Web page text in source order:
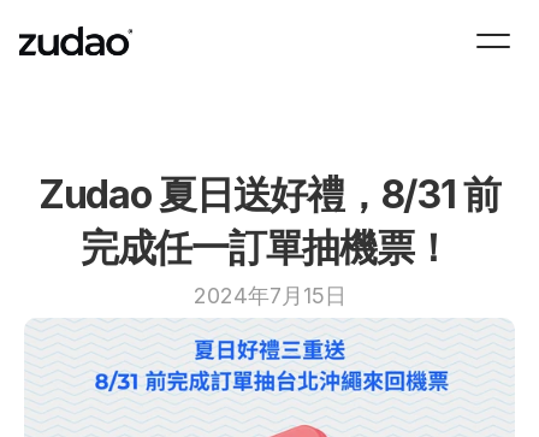
Zudao 夏日送好禮，8/31 前
完成任一訂單抽機票！
2024年7月15日